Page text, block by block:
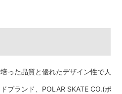
った品質と優れたデザイン性で人
ブランド、POLAR SKATE CO.(ポ